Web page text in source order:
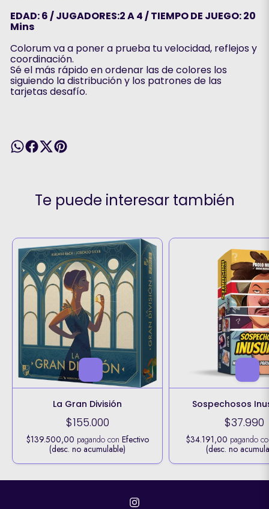
EDAD: 6 / JUGADORES:2 A 4 / TIEMPO DE JUEGO: 20
Mins
Colorum va a poner a prueba tu velocidad, reflejos y
coordinación.
Sé el más rápido en ordenar las de colores los
siguiendo la distribución y los patrones de las
tarjetas desafío.
Te puede interesar también
La Gran División
$155.000
$139.500,00 pagando con Efectivo
(desc. no acumulable)
Sospechosos
$37.990
$34.191,00 pagando
(desc. no